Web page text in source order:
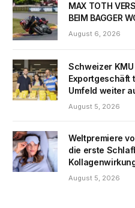
MAX TOTH
BEIM BAGGER
August 6, 2026
Schweizer
Exportgeschäft
Umfeld weiter
August 5, 2026
Weltpremiere
die erste
August 5, 2026